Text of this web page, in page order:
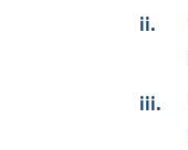
ii.
iii.